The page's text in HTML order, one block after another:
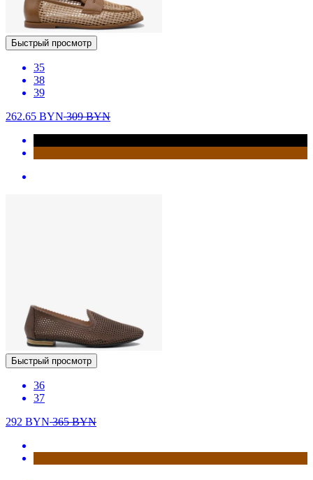
Быстрый просмотр
35
38
39
262.65 BYN309BYN
Быстрый просмотр
36
37
292 BYN365BYN